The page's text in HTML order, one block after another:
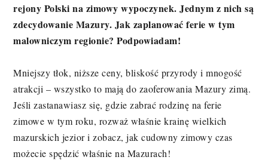
rejony Polski na zimowy wypoczynek. Jednym z nich są
zdecydowanie Mazury. Jak zaplanować ferie w tym
malowniczym regionie? Podpowiadam!
Mniejszy tłok, niższe ceny, bliskość przyrody i mnogość
atrakcji – wszystko to mają do zaoferowania Mazury zimą.
Jeśli zastanawiasz się, gdzie zabrać rodzinę na ferie
zimowe w tym roku, rozważ właśnie krainę wielkich
mazurskich jezior i zobacz, jak cudowny zimowy czas
możecie spędzić właśnie na Mazurach!